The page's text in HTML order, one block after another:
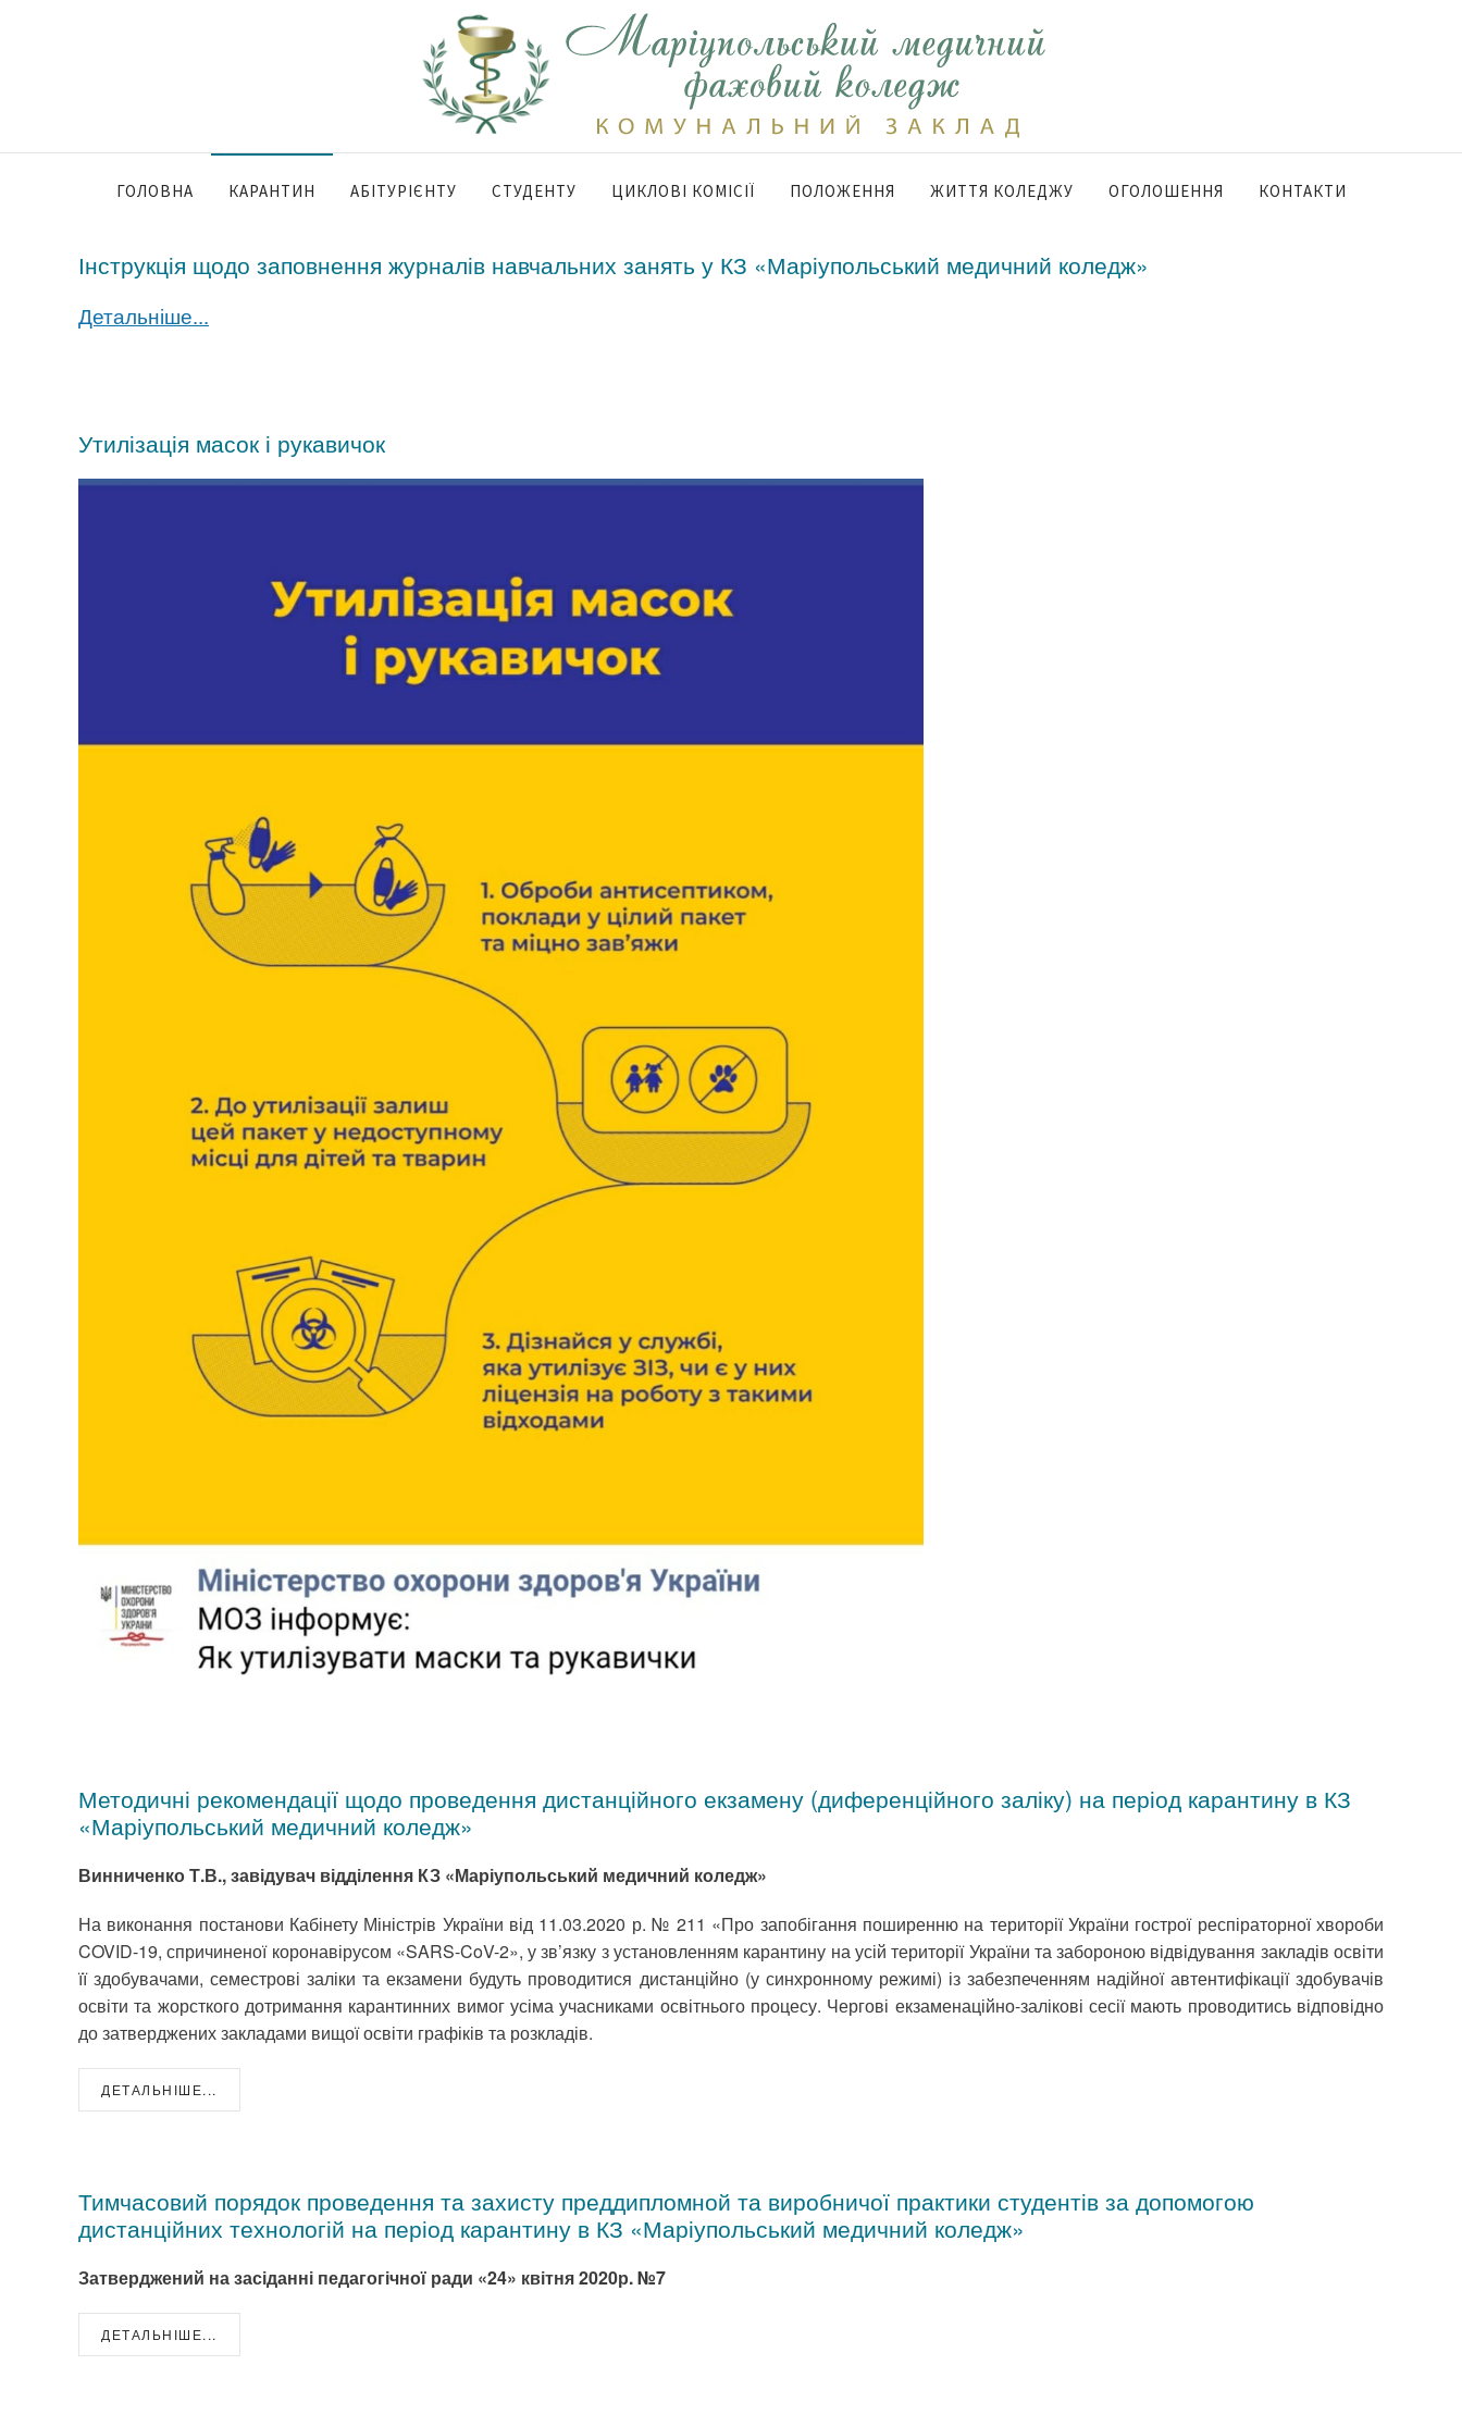
ГОЛОВНА КАРАНТИН АБІТУРІЄНТУ СТУДЕНТУ ЦИКЛОВІ КОМІСІЇ ПОЛОЖЕННЯ ЖИТТЯ КОЛЕДЖУ ОГОЛОШЕННЯ КОНТАКТИ
Інструкція щодо заповнення журналів навчальних занять у КЗ «Маріупольський медичний коледж»
Детальніше...
Утилізація масок і рукавичок
Методичні рекомендації щодо проведення дистанційного екзамену (диференційного заліку) на період карантину в КЗ
«Маріупольський медичний коледж»
Винниченко Т.В., завідувач відділення КЗ «Маріупольський медичний коледж»
На виконання постанови Кабінету Міністрів України від 11.03.2020 р. № 211 «Про запобігання поширенню на території України гострої респіраторної хвороби
COVID-19, спричиненої коронавірусом «SARS-CoV-2», у зв’язку з установленням карантину на усій території України та забороною відвідування закладів освіти
її здобувачами, семестрові заліки та екзамени будуть проводитися дистанційно (у синхронному режимі) із забезпеченням надійної автентифікації здобувачів
освіти та жорсткого дотримання карантинних вимог усіма учасниками освітнього процесу. Чергові екзаменаційно-залікові сесії мають проводитись відповідно
до затверджених закладами вищої освіти графіків та розкладів.
ДЕТАЛЬНІШЕ...
Тимчасовий порядок проведення та захисту преддипломной та виробничої практики студентів за допомогою
дистанційних технологій на період карантину в КЗ «Маріупольський медичний коледж»
Затверджений на засіданні педагогічної ради «24» квітня 2020р. №7
ДЕТАЛЬНІШЕ...